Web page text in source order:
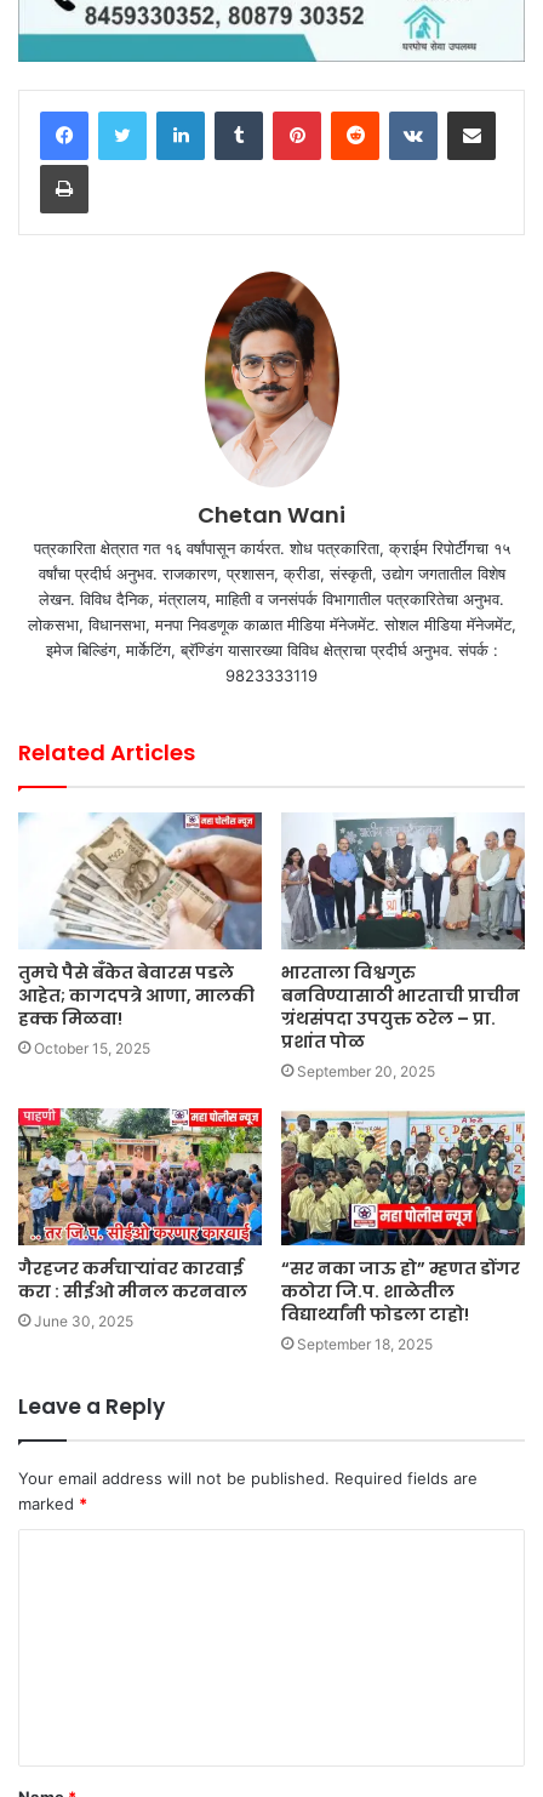
LinkedInTumblr PinterestReddit VKontakteShare via Email
Print
Chetan Wani
पत्रकारिता क्षेत्रात गत १६ वर्षांपासून कार्यरत. शोध पत्रकारिता, क्राईम रिपोर्टींगचा १५
वर्षांचा प्रदीर्घ अनुभव. राजकारण, प्रशासन, क्रीडा, संस्कृती, उद्योग जगतातील विशेष
लेखन. विविध दैनिक, मंत्रालय, माहिती व जनसंपर्क विभागातील पत्रकारितेचा अनुभव.
लोकसभा, विधानसभा, मनपा निवडणूक काळात मीडिया मॅनेजमेंट. सोशल मीडिया मॅनेजमेंट,
इमेज बिल्डिंग, मार्केटिंग, ब्रॅण्डिंग यासारख्या विविध क्षेत्राचा प्रदीर्घ अनुभव. संपर्क :
9823333119
Related Articles
तुमचे पैसे बँकेत बेवारस पडले
आहेत; कागदपत्रे आणा, मालकी
हक्क मिळवा!
October 15, 2025
भारताला विश्वगुरु
बनविण्यासाठी भारताची प्राचीन
ग्रंथसंपदा उपयुक्त ठरेल – प्रा.
प्रशांत पोळ
September 20, 2025
गैरहजर कर्मचाऱ्यांवर कारवाई
करा : सीईओ मीनल करनवाल
June 30, 2025
“सर नका जाऊ हो” म्हणत डोंगर
कठोरा जि.प. शाळेतील
विद्यार्थ्यांनी फोडला टाहो!
September 18, 2025
Leave a Reply
Your email address will not be published. Required fields are
marked *
t